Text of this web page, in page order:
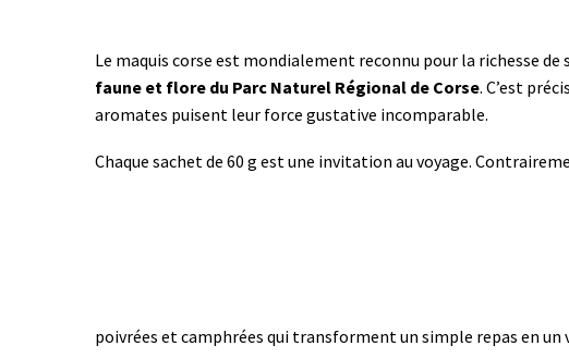
Le maquis corse est mondialement reconnu pour la richesse
faune et flore du Parc Naturel Régional de Corse. C’est
aromates puisent leur force gustative incomparable.
Chaque sachet de 60 g est une invitation au voyage.
poivrées et camphrées qui transforment un simple repas en